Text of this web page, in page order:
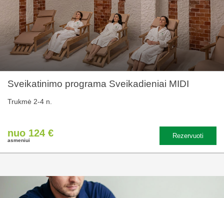
Sveikatinimo programa Sveikadieniai MIDI
Trukmė 2-4 n.
nuo 124 €
asmeniui
Rezervuoti